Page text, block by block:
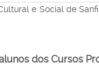
e Social de
dos Cursos